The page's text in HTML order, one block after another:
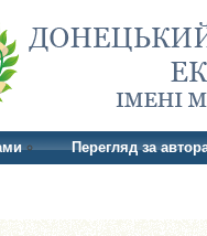
Перегляд за